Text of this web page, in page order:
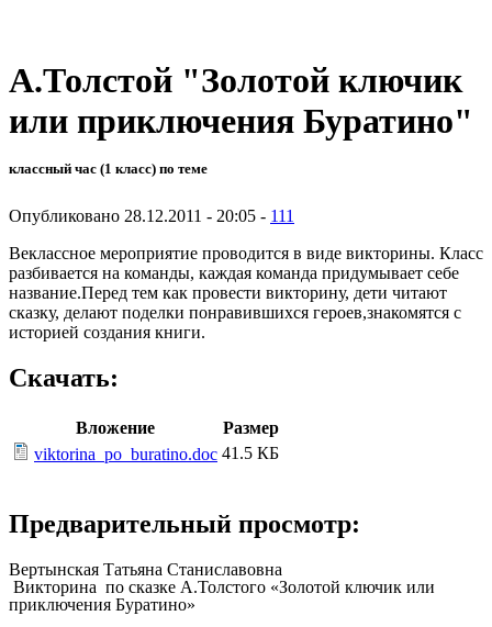
А.Толстой "Золотой ключик
или приключения Буратино"
классный час (1 класс) по теме
Опубликовано 28.12.2011 - 20:05 - 111
Веклассное мероприятие проводится в виде викторины. Класс
разбивается на команды, каждая команда придумывает себе
название.Перед тем как провести викторину, дети читают
сказку, делают поделки понравившихся героев,знакомятся с
историей создания книги.
Скачать:
Вложение
Размер
viktorina_po_buratino.doc 41.5 КБ
Предварительный просмотр:
Вертынская Татьяна Станиславовна
Викторина по сказке А.Толстого «Золотой ключик или
приключения Буратино»